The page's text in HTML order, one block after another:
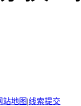
站地图 |线索提交